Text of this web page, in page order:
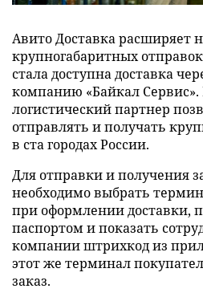
Авито Доставка расширяет
крупногабаритных
стала доступна доставка
компанию «Байкал
логистический партнер
отправлять и получать
в ста городах России.
Для отправки и получения
необходимо выбрать
при оформлении доставки,
паспортом и показать
компании штрихкод из
этот же терминал
заказ.